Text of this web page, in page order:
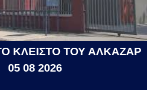
ΚΛΕΙΣΤΟ ΤΟΥ ΑΛΚΑΖΑΡ
05 08 2026